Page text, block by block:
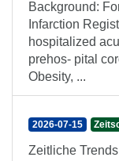
Background:
Infarction
hospitalized
prehos- pital
Obesity, ...
2026-07-15
Zeitliche